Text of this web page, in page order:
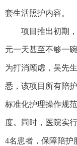
套生活照护内容。
项目推出初期，
元一天甚至不够一
为打消顾虑，吴先
悉，该项目所有陪
标准化护理操作规
度。同时，医院实
4名患者，保障陪护